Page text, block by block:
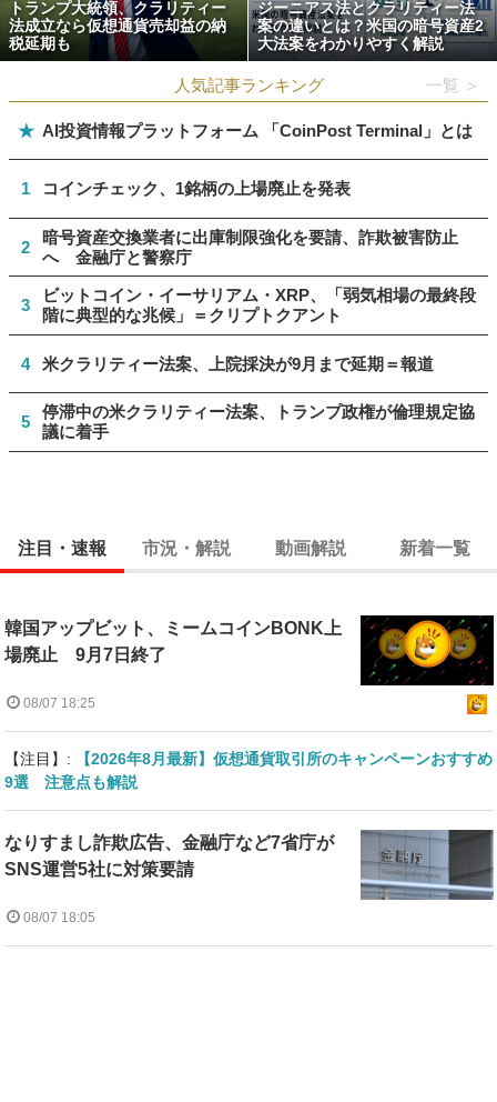
トランプ大統領、クラリティー
法成立なら仮想通貨売却益の納
税延期も
ジーニアス法とクラリティー法
案の違いとは？米国の暗号資産2
大法案をわかりやすく解説
人気記事ランキング 一覧 ＞
★ AI投資情報プラットフォーム 「CoinPost Terminal」とは
1 コインチェック、1銘柄の上場廃止を発表
2
暗号資産交換業者に出庫制限強化を要請、詐欺被害防止
へ 金融庁と警察庁
3
ビットコイン・イーサリアム・XRP、「弱気相場の最終段
階に典型的な兆候」＝クリプトクアント
4 米クラリティー法案、上院採決が9月まで延期＝報道
5
停滞中の米クラリティー法案、トランプ政権が倫理規定協
議に着手
注目・速報 市況・解説 動画解説 新着一覧
韓国アップビット、ミームコインBONK上
場廃止 9月7日終了
08/07 18:25
【注目】:
【2026年8月最新】仮想通貨取引所のキャンペーンおすすめ
9選 注意点も解説
なりすまし詐欺広告、金融庁など7省庁が
SNS運営5社に対策要請
08/07 18:05